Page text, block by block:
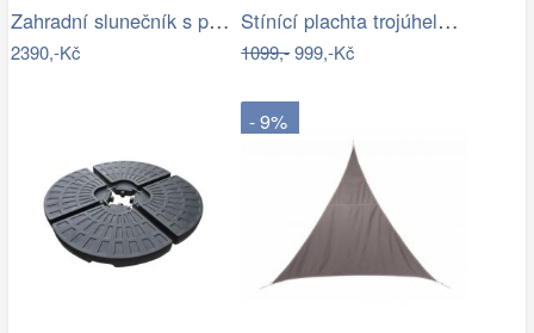
Zahradní slunečník s podstavcem ø 300…
2390,-Kč
Stínící plachta trojúhelník 3*3*3 m šedá
1099,-999,-Kč
- 9%